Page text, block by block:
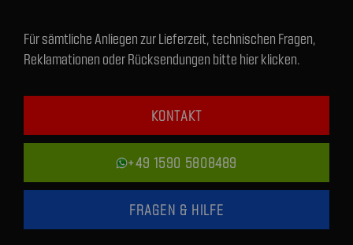
Für sämtliche Anliegen zur Lieferzeit, technischen Fragen,
Reklamationen oder Rücksendungen bitte hier klicken.
KONTAKT
+49 1590 5808489
FRAGEN & HILFE